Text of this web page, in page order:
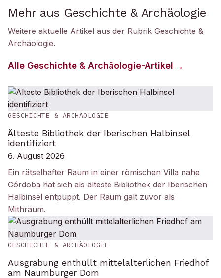
Mehr aus Geschichte & Archäologie
Weitere aktuelle Artikel aus der Rubrik Geschichte &
Archäologie.
Alle Geschichte & Archäologie-Artikel
GESCHICHTE & ARCHÄOLOGIE
Älteste Bibliothek der Iberischen Halbinsel
identifiziert
6. August 2026
Ein rätselhafter Raum in einer römischen Villa nahe
Córdoba hat sich als älteste Bibliothek der Iberischen
Halbinsel entpuppt. Der Raum galt zuvor als
Mithräum.
GESCHICHTE & ARCHÄOLOGIE
Ausgrabung enthüllt mittelalterlichen Friedhof
am Naumburger Dom